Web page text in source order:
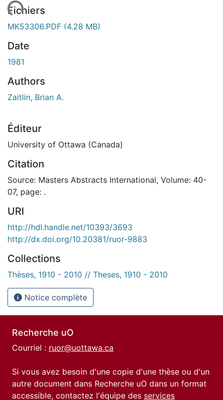
Fichiers
MK53306.PDF (4.28 MB)
Date
1981
Authors
Zaitlin, Brian A.
Éditeur
University of Ottawa (Canada)
Citation
Source: Masters Abstracts International, Volume: 40-
07, page: .
URI
http://hdl.handle.net/10393/3693
http://dx.doi.org/10.20381/ruor-9883
Collections
Thèses, 1910 - 2010 // Theses, 1910 - 2010
Notice complète
Recherche uO
Courriel : ruor@uottawa.ca
Si vous avez besoin d'une copie d'une thèse ou d'un
autre document dans Recherche uO dans un format
accessible, contactez l'équipe des services